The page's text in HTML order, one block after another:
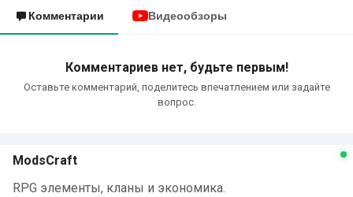
Комментарии Видеообзоры
Комментариев нет, будьте первым!
Оставьте комментарий, поделитесь впечатлением или задайте
вопрос.
ModsCraft
RPG элементы, кланы и экономика.